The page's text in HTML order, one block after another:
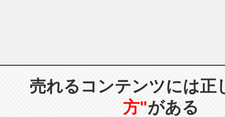
売れるコンテンツには正
方"がある